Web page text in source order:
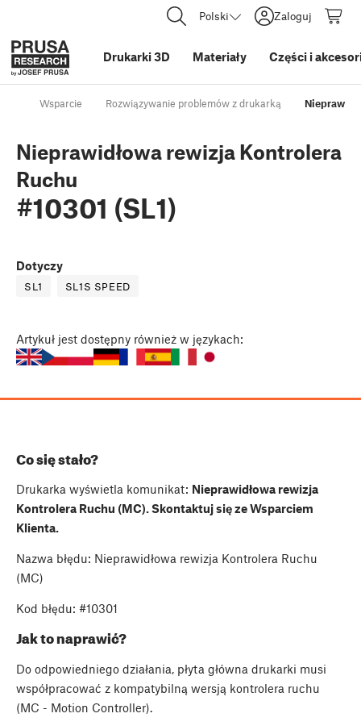
Polski Zaloguj
Drukarki 3D Materiały Części i
Wsparcie Rozwiązywanie problemów z drukarką
Nieprawidłowa rewizja Kontrolera
Ruchu
#10301 (SL1)
Dotyczy
SL1 SL1S SPEED
Artykuł jest dostępny również w językach:
Co się stało?
Drukarka wyświetla komunikat: Nieprawidłowa rewizja
Kontrolera Ruchu (MC). Skontaktuj się ze Wsparciem
Klienta.
Nazwa błędu: Nieprawidłowa rewizja Kontrolera Ruchu
(MC)
Kod błędu: #10301
Jak to naprawić?
Do odpowiedniego działania, płyta główna drukarki musi
współpracować z kompatybilną wersją kontrolera ruchu
(MC - Motion Controller).